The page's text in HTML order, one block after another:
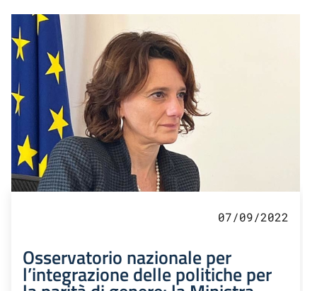
07/09/2022
Osservatorio nazionale per
l’integrazione delle politiche per